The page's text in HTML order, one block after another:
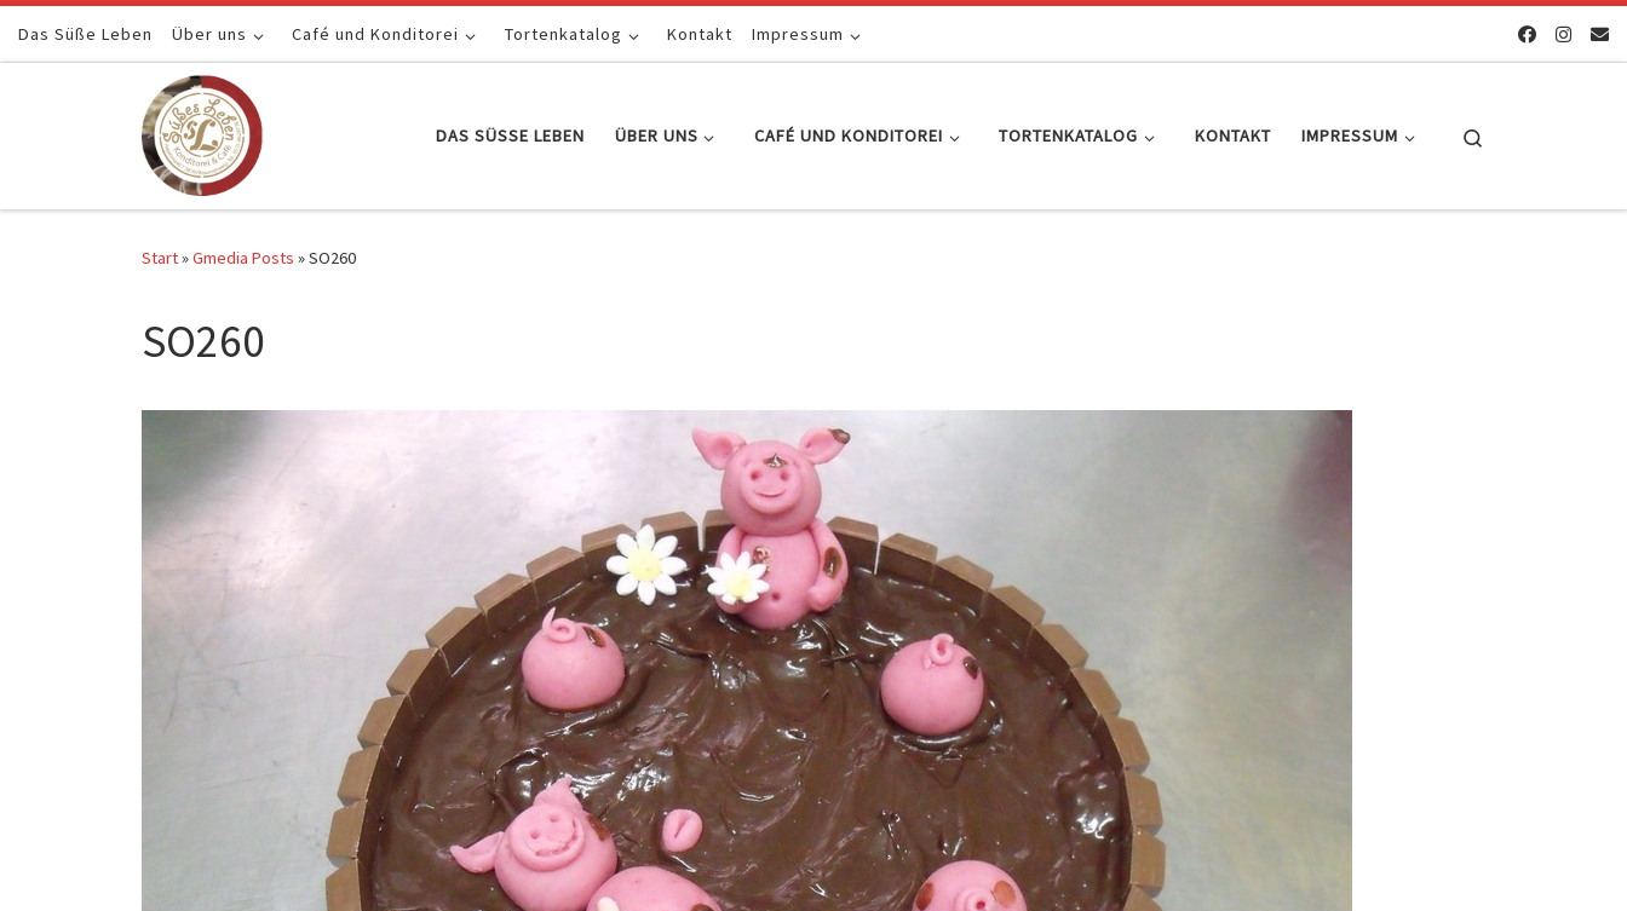
Zum Inhalt springen
Das Süße Leben Über uns Café und Konditorei Tortenkatalog Kontakt Impressum
DAS SÜSSE LEBEN ÜBER UNS CAFÉ UND KONDITOREI TORTENKATALOG KONTAKT IMPRESSUM
Start»Gmedia Posts »SO260
SO260